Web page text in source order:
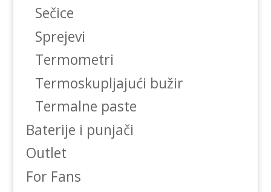
Sečice
Sprejevi
Termometri
Termoskupljajući bužir
Termalne paste
Baterije i punjači
Outlet
For Fans